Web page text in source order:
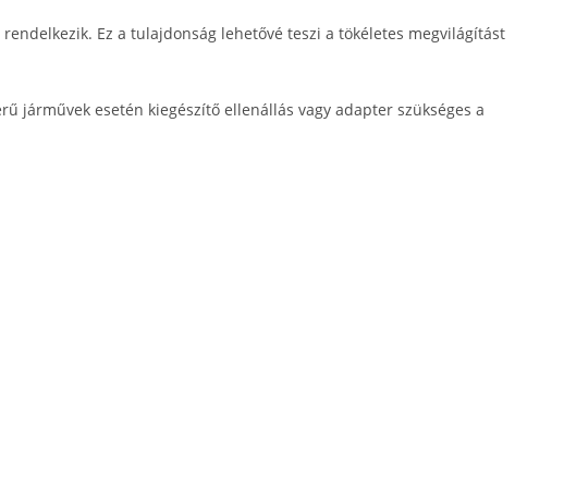
Ez a tulajdonság lehetővé teszi a tökéletes megvilágítást
járművek esetén kiegészítő ellenállás vagy adapter szükséges a